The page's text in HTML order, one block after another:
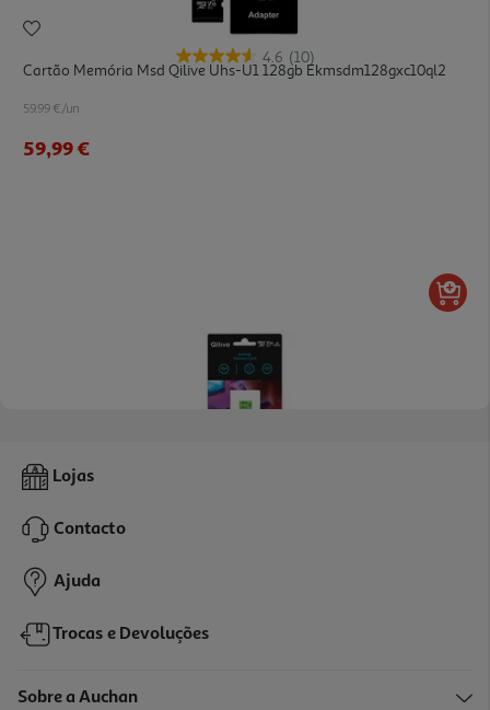
4.6 (10)
Cartão Memória Msd Qilive Uhs-U1 128gb Ekmsdm128gxc10ql2
59.99 €/un
59,99 €
Cartão Memória Msd Qilive Cl.10 Uhs-I U3 Gaming 64gb
49,99 €
Lojas
Contacto
Ajuda
Trocas e Devoluções
Sobre a Auchan